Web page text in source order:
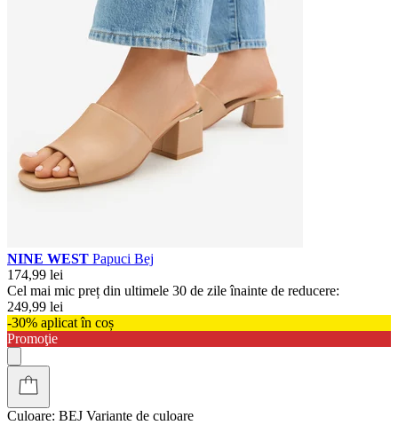
NINE WEST Papuci Bej
174,99 lei
Cel mai mic preț din ultimele 30 de zile înainte de reducere:
249,99 lei
-30% aplicat în coș
Promoţie
Culoare: BEJ Variante de culoare